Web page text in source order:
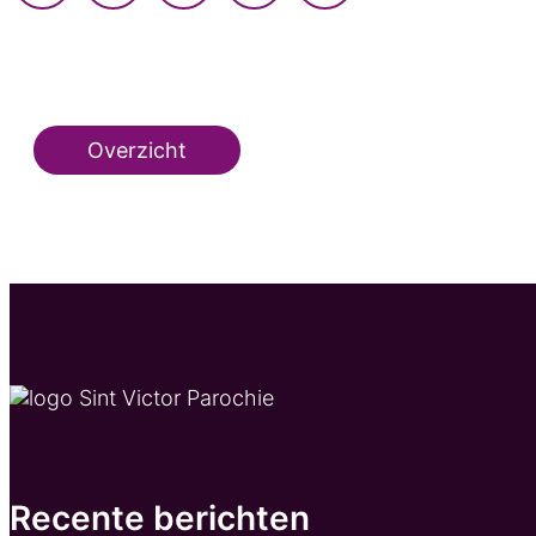
Overzicht
Recente berichten